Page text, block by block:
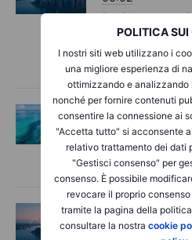
POLITICA SUI
I nostri siti web utilizzano i
una migliore esperienza di
ottimizzando e analizzando
nonché per fornire contenuti
consentire la connessione ai
"Accetta tutto" si acconsente
relativo trattamento dei dati
"Gestisci consenso" per
consenso. È possibile
revocare il proprio
tramite la pagina della
consultare la nostra cookie
Rapida
aggiornano
accordo sullo
2026
Opzioni
11:55
Options Brief -
sui
Macro
06:26